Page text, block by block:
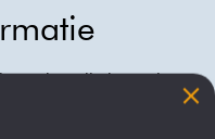
als nodig is om de
is verzameld. Na die